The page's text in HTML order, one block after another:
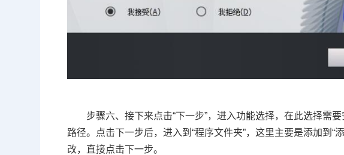
步骤六、接下来点击“下一步”，进入功能选择，在此选择需
路径。点击下一步后，进入到“程序文件夹”，这里主要是添加到“
改，直接点击下一步。